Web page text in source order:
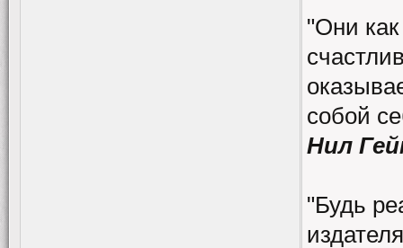
"Они
собой
Нил
"Будь